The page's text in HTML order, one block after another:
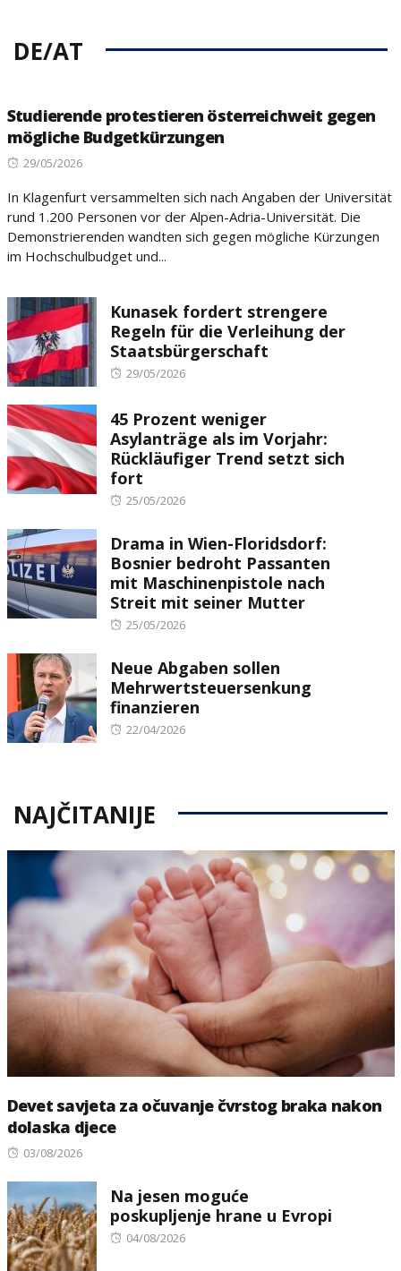
DE/AT
Studierende protestieren österreichweit gegen
mögliche Budgetkürzungen
Posted
29/05/2026
In Klagenfurt versammelten sich nach Angaben der Universität
rund 1.200 Personen vor der Alpen-Adria-Universität. Die
Demonstrierenden wandten sich gegen mögliche Kürzungen
im Hochschulbudget und...
Kunasek fordert strengere
Regeln für die Verleihung der
Staatsbürgerschaft
Posted
29/05/2026
45 Prozent weniger
Asylanträge als im Vorjahr:
Rückläufiger Trend setzt sich
fort
Posted
25/05/2026
Drama in Wien-Floridsdorf:
Bosnier bedroht Passanten
mit Maschinenpistole nach
Streit mit seiner Mutter
Posted
25/05/2026
Neue Abgaben sollen
Mehrwertsteuersenkung
finanzieren
Posted
22/04/2026
NAJČITANIJE
Devet savjeta za očuvanje čvrstog braka nakon
dolaska djece
Posted
03/08/2026
Na jesen moguće
poskupljenje hrane u Evropi
Posted
04/08/2026